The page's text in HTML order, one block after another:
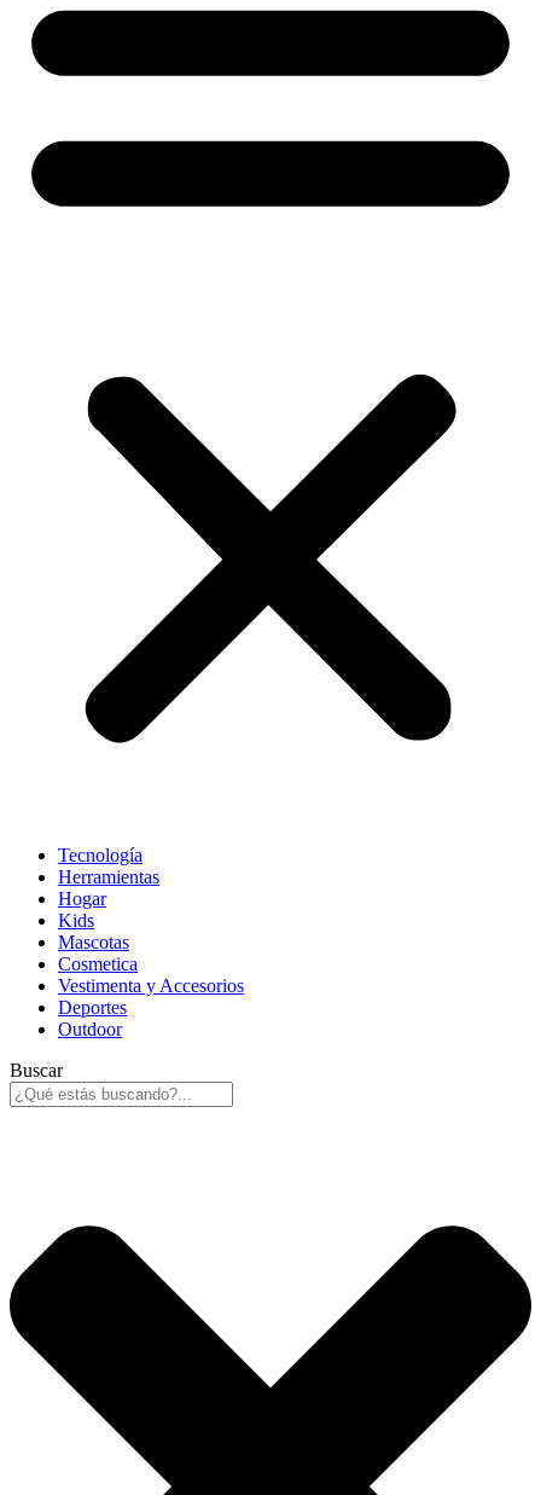
Tecnología
Herramientas
Hogar
Kids
Mascotas
Cosmetica
Vestimenta y Accesorios
Deportes
Outdoor
Buscar